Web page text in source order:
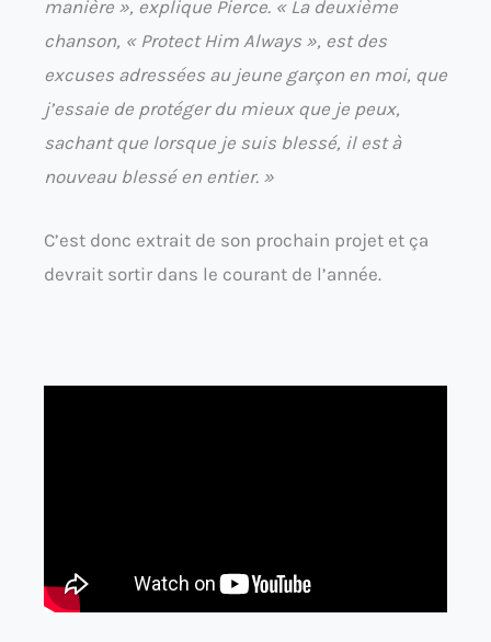
manière », explique Pierce. « La deuxième
chanson, « Protect Him Always », est des
excuses adressées au jeune garçon en moi, que
j’essaie de protéger du mieux que je peux,
sachant que lorsque je suis blessé, il est à
nouveau blessé en entier. »
C’est donc extrait de son prochain projet et ça
devrait sortir dans le courant de l’année.